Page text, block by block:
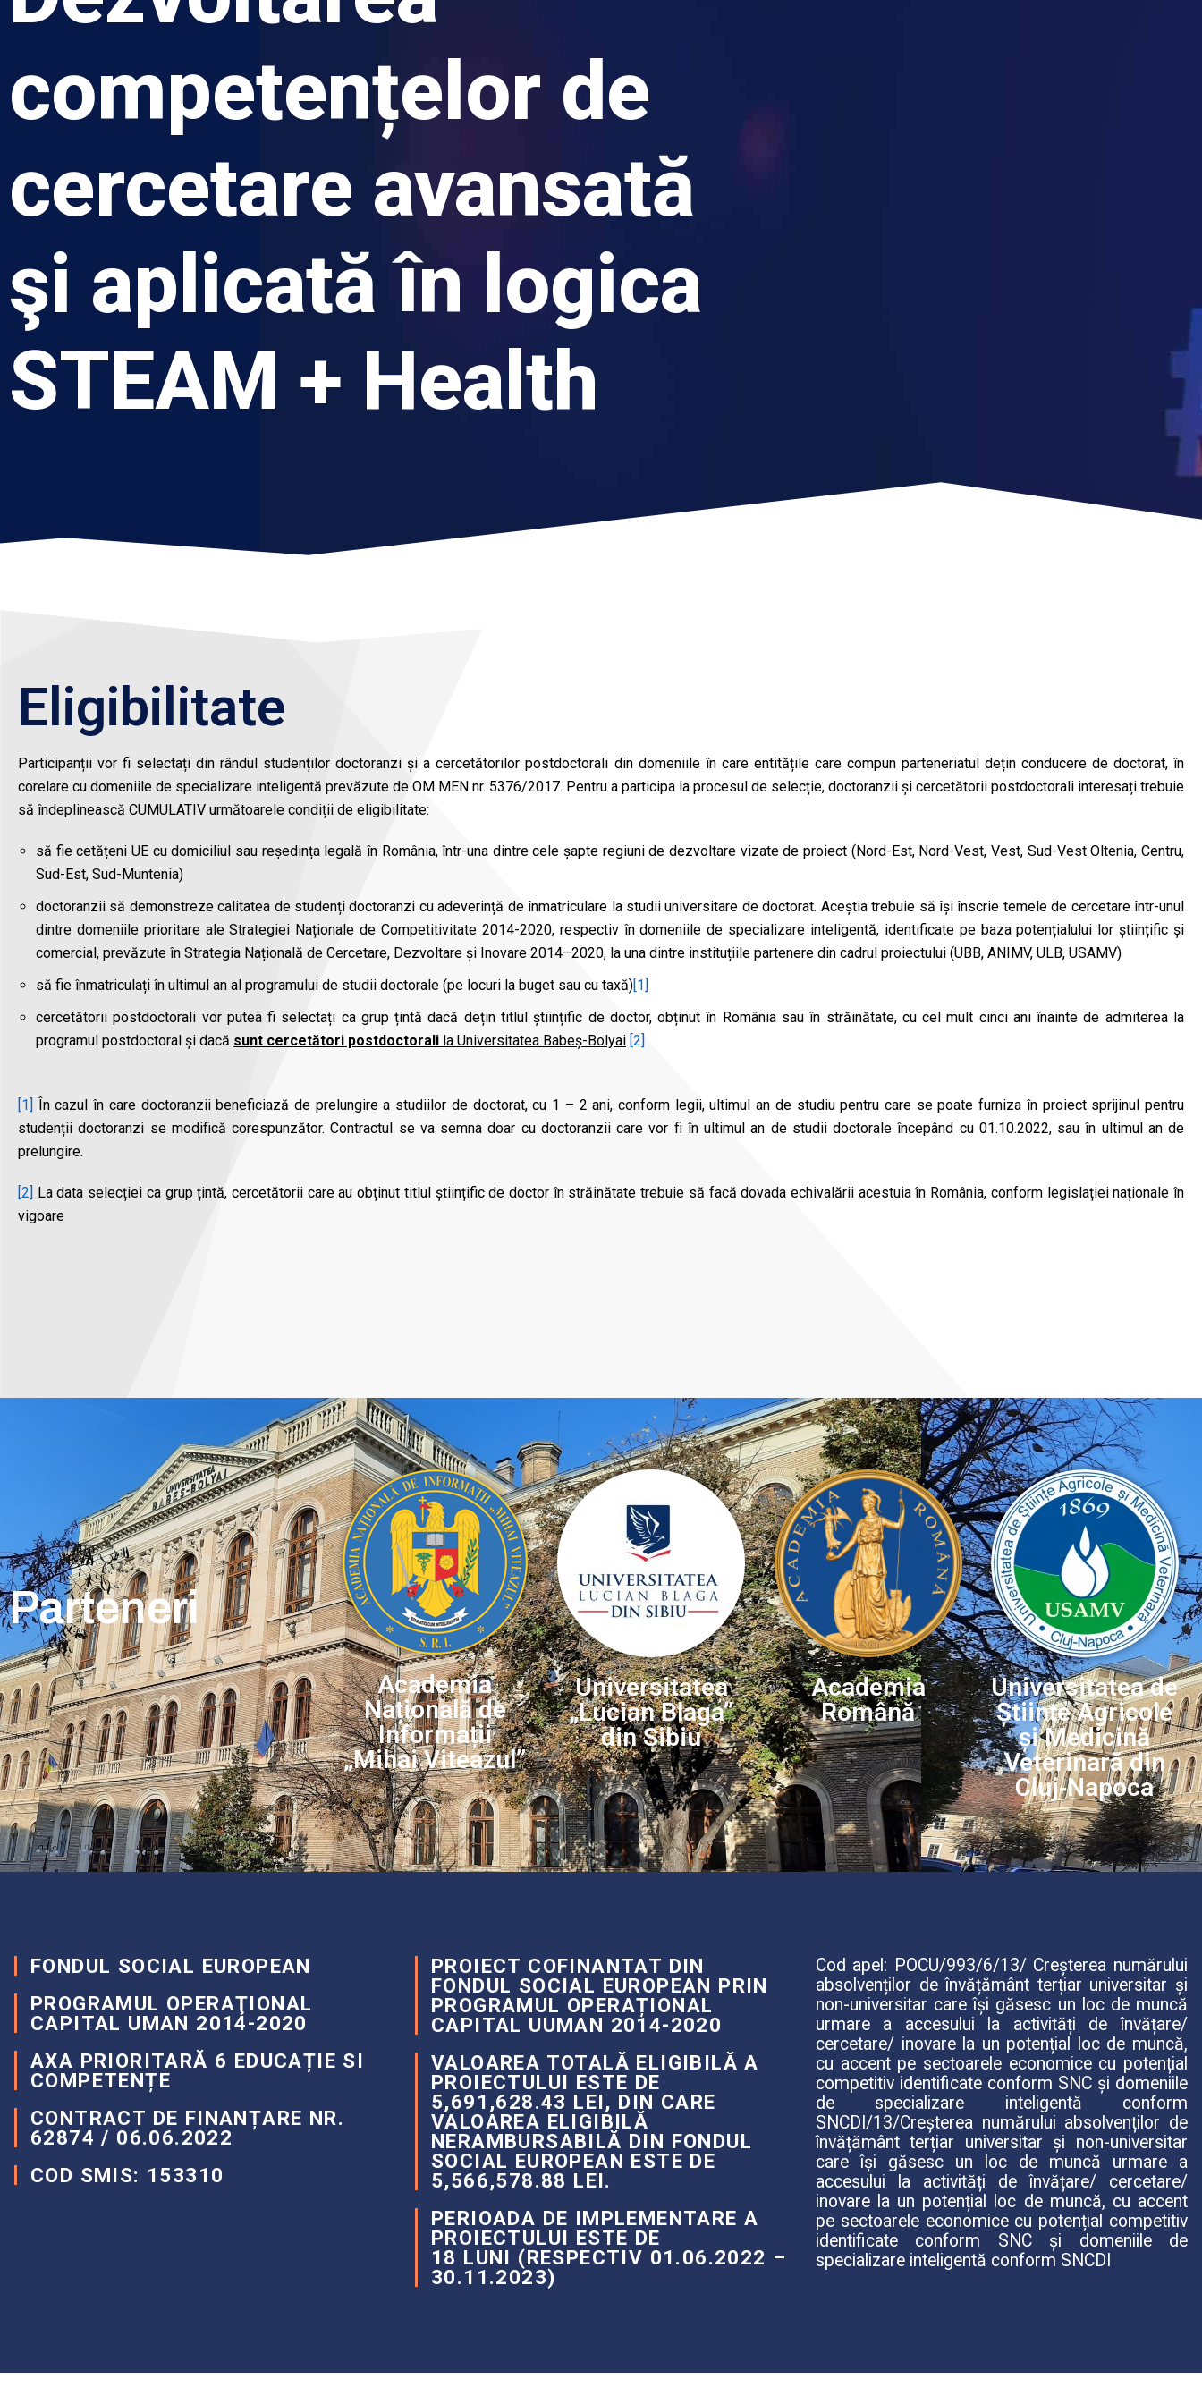
competențelor de
cercetare avansată
şi aplicată în logica
STEAM + Health
Eligibilitate
Participanții vor fi selectați din rândul studenților doctoranzi și a cercetătorilor postdoctorali din domeniile în care entitățile care compun parteneriatul dețin conducere de doctorat, în
corelare cu domeniile de specializare inteligentă prevăzute de OM MEN nr. 5376/2017. Pentru a participa la procesul de selecție, doctoranzii și cercetătorii postdoctorali interesați trebuie
să îndeplinească CUMULATIV următoarele condiții de eligibilitate:
să fie cetățeni UE cu domiciliul sau reședința legală în România, într-una dintre cele șapte regiuni de dezvoltare vizate de proiect (Nord-Est, Nord-Vest, Vest, Sud-Vest Oltenia, Centru,
Sud-Est, Sud-Muntenia)
doctoranzii să demonstreze calitatea de studenți doctoranzi cu adeverință de înmatriculare la studii universitare de doctorat. Aceștia trebuie să își înscrie temele de cercetare într-unul
dintre domeniile prioritare ale Strategiei Naționale de Competitivitate 2014-2020, respectiv în domeniile de specializare inteligentă, identificate pe baza potențialului lor științific și
comercial, prevăzute în Strategia Națională de Cercetare, Dezvoltare și Inovare 2014–2020, la una dintre instituțiile partenere din cadrul proiectului (UBB, ANIMV, ULB, USAMV)
să fie înmatriculați în ultimul an al programului de studii doctorale (pe locuri la buget sau cu taxă)[1]
cercetătorii postdoctorali vor putea fi selectați ca grup țintă dacă dețin titlul științific de doctor, obținut în România sau în străinătate, cu cel mult cinci ani înainte de admiterea la
programul postdoctoral și dacă sunt cercetători postdoctorali la Universitatea Babeș-Bolyai [2]
[1] În cazul în care doctoranzii beneficiază de prelungire a studiilor de doctorat, cu 1 – 2 ani, conform legii, ultimul an de studiu pentru care se poate furniza în proiect sprijinul pentru
studenții doctoranzi se modifică corespunzător. Contractul se va semna doar cu doctoranzii care vor fi în ultimul an de studii doctorale începând cu 01.10.2022, sau în ultimul an de
prelungire.
[2] La data selecției ca grup țintă, cercetătorii care au obținut titlul științific de doctor în străinătate trebuie să facă dovada echivalării acestuia în România, conform legislației naționale în
vigoare
Parteneri
Academia
Națională de
Informații
„Mihai Viteazul”
Universitatea
„Lucian Blaga”
din Sibiu
Academia
Română
Universitatea de
Științe Agricole
și Medicină
Veterinară din
Cluj‐Napoca
FONDUL SOCIAL EUROPEAN
PROGRAMUL OPERAŢIONAL
CAPITAL UMAN 2014-2020
AXA PRIORITARĂ 6 EDUCAȚIE SI
COMPETENȚE
CONTRACT DE FINANȚARE NR.
62874 / 06.06.2022
COD SMIS: 153310
PROIECT COFINANTAT DIN
FONDUL SOCIAL EUROPEAN PRIN
PROGRAMUL OPERAȚIONAL
CAPITAL UUMAN 2014-2020
VALOAREA TOTALĂ ELIGIBILĂ A
PROIECTULUI ESTE DE
5,691,628.43 LEI, DIN CARE
VALOAREA ELIGIBILĂ
NERAMBURSABILĂ DIN FONDUL
SOCIAL EUROPEAN ESTE DE
5,566,578.88 LEI.
PERIOADA DE IMPLEMENTARE A
PROIECTULUI ESTE DE
18 LUNI (RESPECTIV 01.06.2022 –
30.11.2023)
Cod apel: POCU/993/6/13/ Creșterea numărului
absolvenților de învățământ terțiar universitar și
non-universitar care își găsesc un loc de muncă
urmare a accesului la activități de învățare/
cercetare/ inovare la un potențial loc de muncă,
cu accent pe sectoarele economice cu potențial
competitiv identificate conform SNC și domeniile
de specializare inteligentă conform
SNCDI/13/Creșterea numărului absolvenților de
învățământ terțiar universitar și non-universitar
care își găsesc un loc de muncă urmare a
accesului la activități de învățare/ cercetare/
inovare la un potențial loc de muncă, cu accent
pe sectoarele economice cu potențial competitiv
identificate conform SNC și domeniile de
specializare inteligentă conform SNCDI